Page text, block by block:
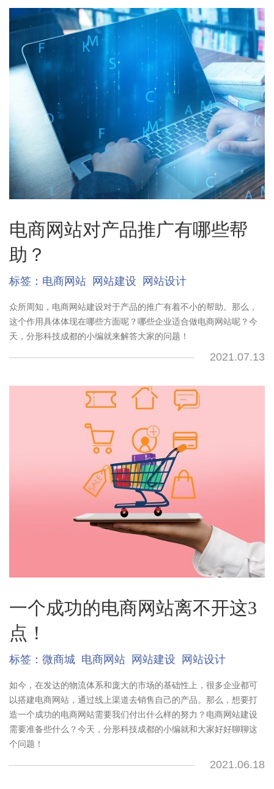
电商网站对产品推广有哪些帮
助？
标签： 电商网站 网站建设 网站设计
众所周知，电商网站建设对于产品的推广有着不小的帮助。那么，
这个作用具体体现在哪些方面呢？哪些企业适合做电商网站呢？今
天，分形科技成都的小编就来解答大家的问题！
2021.07.13
一个成功的电商网站离不开这3
点！
标签： 微商城 电商网站 网站建设 网站设计
如今，在发达的物流体系和庞大的市场的基础性上，很多企业都可
以搭建电商网站，通过线上渠道去销售自己的产品。那么，想要打
造一个成功的电商网站需要我们付出什么样的努力？电商网站建设
需要准备些什么？今天，分形科技成都的小编就和大家好好聊聊这
个问题！
2021.06.18